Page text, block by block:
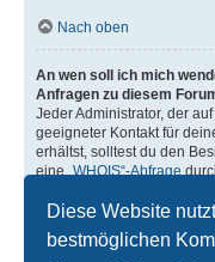
Diese Website
bestmöglichen
Nach oben
An wen soll ich mich
Anfragen zu diesem
Jeder Administrator, der
geeigneter Kontakt für
erhältst, solltest du den
eine„WHOIS“-Abfrage
kostenlosen Webhoster
den Support oder den
beachte, dass phpBB
e. V. (phpBB.de) absolut